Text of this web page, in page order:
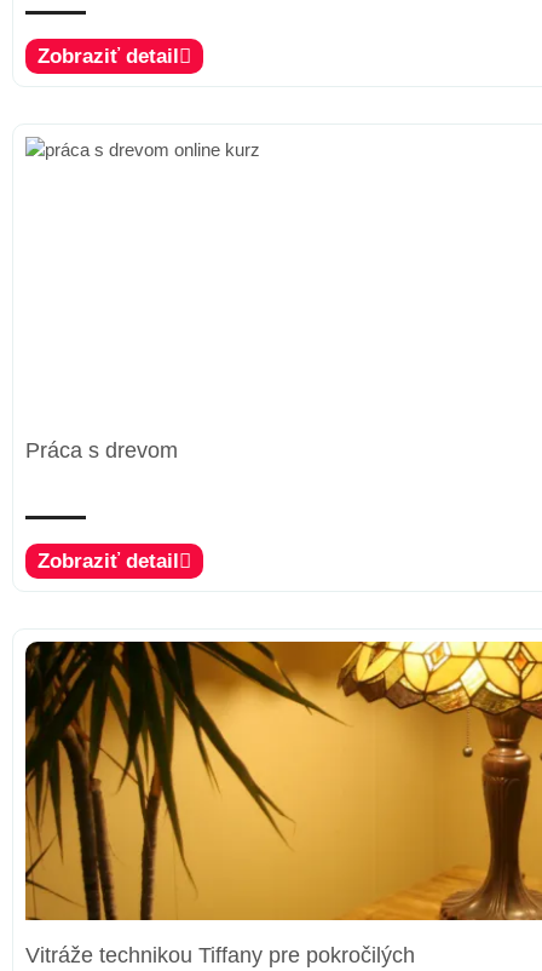
Zobraziť detail
Práca s drevom
Zobraziť detail
Vitráže technikou Tiffany pre pokročilých